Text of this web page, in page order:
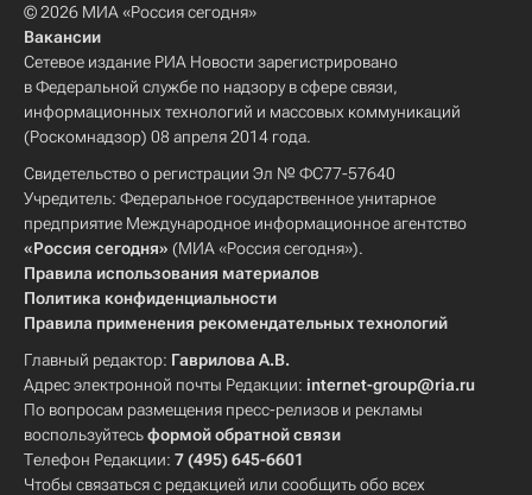
© 2026 МИА «Россия сегодня»
Вакансии
Сетевое издание РИА Новости зарегистрировано
в Федеральной службе по надзору в сфере связи,
информационных технологий и массовых коммуникаций
(Роскомнадзор) 08 апреля 2014 года.
Свидетельство о регистрации Эл № ФС77-57640
Учредитель: Федеральное государственное унитарное
предприятие Международное информационное агентство
«Россия сегодня» (МИА «Россия сегодня»).
Правила использования материалов
Политика конфиденциальности
Правила применения рекомендательных технологий
Главный редактор: Гаврилова А.В.
Адрес электронной почты Редакции: internet-group@ria.ru
По вопросам размещения пресс-релизов и рекламы
воспользуйтесьформой обратной связи
Телефон Редакции: 7 (495) 645-6601
Чтобы связаться с редакцией или сообщить обо всех